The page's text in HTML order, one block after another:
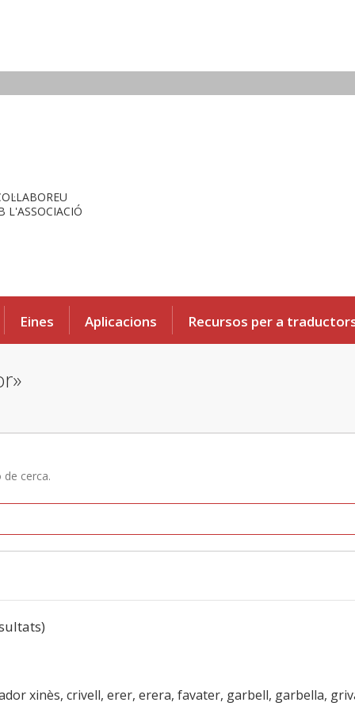
L'ASSOCIACIÓ
Eines Aplicacions Recursos per a
cerca.
xinès, crivell, erer, erera, favater, garbell, garbella,